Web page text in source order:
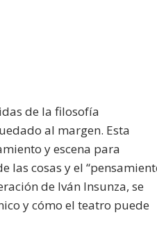
de la filosofía
al margen. Esta
y escena para
las cosas y el
de Iván Insunza, se
y cómo el teatro puede